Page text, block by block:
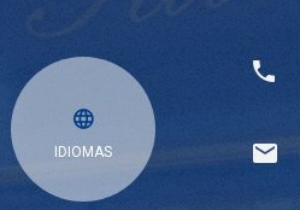
IDIOMAS